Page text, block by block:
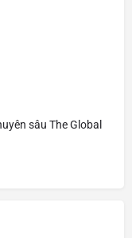
sâu The Global